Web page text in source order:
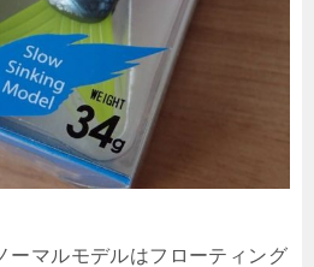
ーマルモデルはフローティング